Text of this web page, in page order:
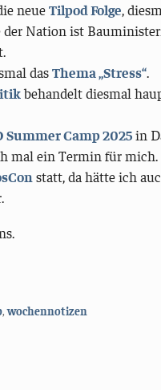
neueTilpod Folge,
Nation ist
dasThema „Stress“.
behandelt diesmal
Summer Camp 2025in
mal ein Termin für mich.
statt, da hätte ich
,wochennotizen